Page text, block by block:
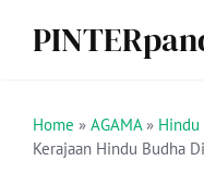
Home » AGAMA» Hindu
Kerajaan Hindu Budha